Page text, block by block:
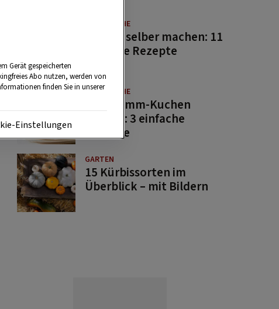
GUTE KÜCHE
Saucen selber machen: 11
beliebte Rezepte
GUTE KÜCHE
Osterlamm-Kuchen
backen: 3 einfache
Rezepte
GARTEN
15 Kürbissorten im
Überblick – mit Bildern
Gerät gespeicherten
Abo nutzen, werden von
finden Sie in unserer
Einstellungen